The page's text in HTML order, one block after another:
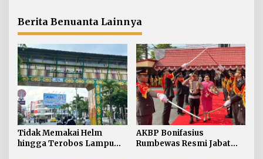
Berita Benuanta Lainnya
Tidak Memakai Helm
hingga Terobos Lampu
AKBP Bonifasius
Rumbewas Resmi Jabat